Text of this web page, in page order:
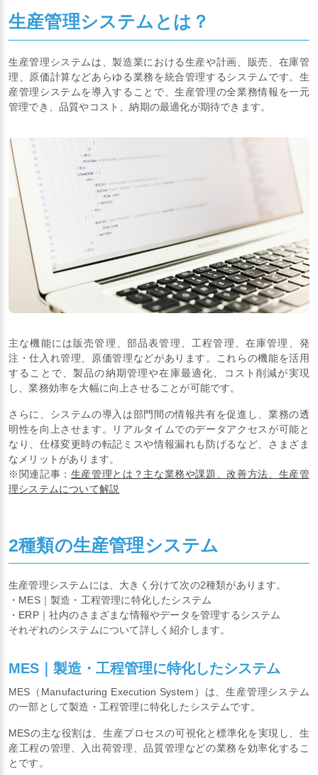
生産管理システムとは？
生産管理システムは、製造業における生産や計画、販売、在庫管
理、原価計算などあらゆる業務を統合管理するシステムです。生
産管理システムを導入することで、生産管理の全業務情報を一元
管理でき、品質やコスト、納期の最適化が期待できます。
主な機能には販売管理、部品表管理、工程管理、在庫管理、発
注・仕入れ管理、原価管理などがあります。これらの機能を活用
することで、製品の納期管理や在庫最適化、コスト削減が実現
し、業務効率を大幅に向上させることが可能です。
さらに、システムの導入は部門間の情報共有を促進し、業務の透
明性を向上させます。リアルタイムでのデータアクセスが可能と
なり、仕様変更時の転記ミスや情報漏れも防げるなど、さまざま
なメリットがあります。
※関連記事： 生産管理とは？主な業務や課題、改善方法、生産管
理システムについて解説
2種類の生産管理システム
生産管理システムには、大きく分けて次の2種類があります。
・MES｜製造・工程管理に特化したシステム
・ERP｜社内のさまざまな情報やデータを管理するシステム
それぞれのシステムについて詳しく紹介します。
MES｜製造・工程管理に特化したシステム
MES（Manufacturing Execution System）は、生産管理システム
の一部として製造・工程管理に特化したシステムです。
MESの主な役割は、生産プロセスの可視化と標準化を実現し、生
産工程の管理、入出荷管理、品質管理などの業務を効率化するこ
とです。